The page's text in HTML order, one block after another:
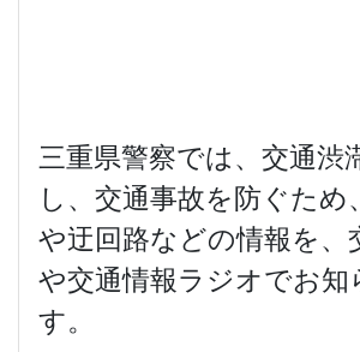
三重県警察では、交通渋
し、交通事故を防ぐため
や迂回路などの情報を、
や交通情報ラジオでお知
す。